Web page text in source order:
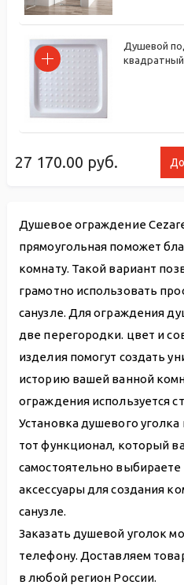
27 170.00 руб.
Душевой
квадратный
Душевое ограждение
прямоугольная поможет
комнату. Такой вариант
грамотно использовать
санузле. Для ограждения
две перегородки. цвет и
изделия помогут создать
историю вашей ванной
ограждения используется
Установка душевого уголка
тот функционал, который
самостоятельно выбираете
аксессуары для создания
санузле.
Заказать душевой уголок
телефону. Доставляем
в любой регион России.